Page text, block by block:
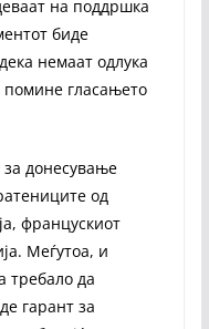
на поддршка
биде
немаат одлука
гласањето
за донесување
од
францускиот
Меѓутоа, и
требало да
гарант за